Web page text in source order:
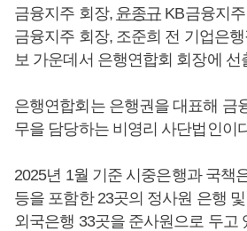
금융지주 회장, 윤종규 KB금융지
금융지주 회장, 조준희 전 기업은
보 가운데서 은행연합회 회장에 선
은행연합회는 은행권을 대표해 금
무을 담당하는 비영리 사단법인이
2025년 1월 기준 시중은행과 국책
등을 포함한 23곳의 정사원 은행
외국은행 33곳을 준사원으로 두고